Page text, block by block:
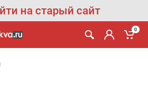
на старый сайт
0